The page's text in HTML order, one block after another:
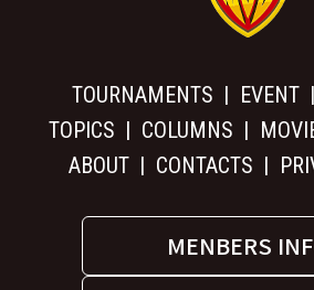
TOURNAMENTS EVENT
TOPICS
COLUMNS
ABOUT
CONTACTS
MENBERS